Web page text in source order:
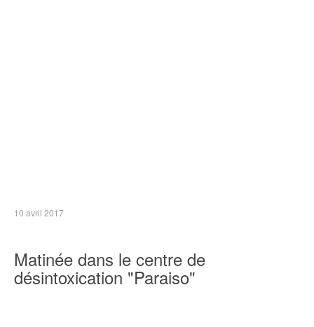
10 avril 2017
Matinée dans le centre de
désintoxication "Paraiso"